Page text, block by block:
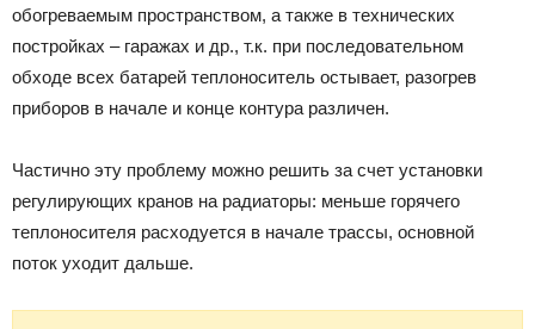
обогреваемым пространством, а также в технических
постройках – гаражах и др., т.к. при последовательном
обходе всех батарей теплоноситель остывает, разогрев
приборов в начале и конце контура различен.
Частично эту проблему можно решить за счет установки
регулирующих кранов на радиаторы: меньше горячего
теплоносителя расходуется в начале трассы, основной
поток уходит дальше.